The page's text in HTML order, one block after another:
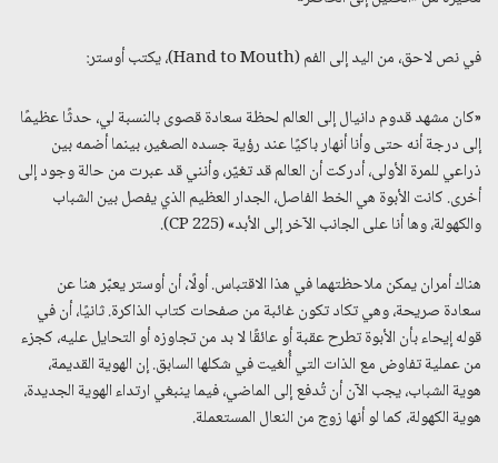
في نص لاحق، من اليد إلى الفم (Hand to Mouth)، يكتب أوستر:
«كان مشهد قدوم دانيال إلى العالم لحظة سعادة قصوى بالنسبة لي، حدثًا عظيمًا
إلى درجة أنه حتى وأنا أنهار باكيًا عند رؤية جسده الصغير، بينما أضمه بين
ذراعي للمرة الأولى، أدركت أن العالم قد تغيّر، وأنني قد عبرت من حالة وجود إلى
أخرى. كانت الأبوة هي الخط الفاصل، الجدار العظيم الذي يفصل بين الشباب
والكهولة، وها أنا على الجانب الآخر إلى الأبد» (CP 225).
هناك أمران يمكن ملاحظتهما في هذا الاقتباس. أولًا، أن أوستر يعبّر هنا عن
سعادة صريحة، وهي تكاد تكون غائبة من صفحات كتاب الذاكرة. ثانيًا، أن في
قوله إيحاء بأن الأبوة تطرح عقبة أو عائقًا لا بد من تجاوزه أو التحايل عليه، كجزء
من عملية تفاوض مع الذات التي أُلغيت في شكلها السابق. إن الهوية القديمة،
هوية الشباب، يجب الآن أن تُدفع إلى الماضي، فيما ينبغي ارتداء الهوية الجديدة،
هوية الكهولة، كما لو أنها زوج من النعال المستعملة.